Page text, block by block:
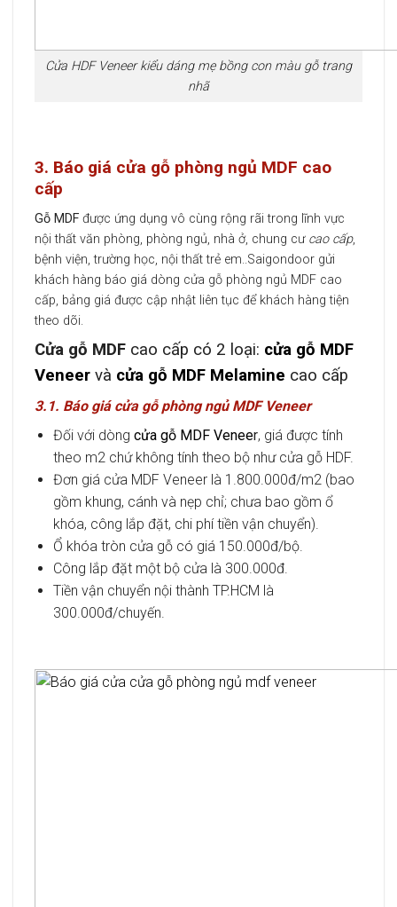
Cửa HDF Veneer kiểu dáng mẹ bồng con màu gỗ trang
nhã
3. Báo giá cửa gỗ phòng ngủ MDF cao
cấp
Gỗ MDF được ứng dụng vô cùng rộng rãi trong lĩnh vực
nội thất văn phòng, phòng ngủ, nhà ở, chung cư cao cấp,
bệnh viện, trường học, nội thất trẻ em..Saigondoor gửi
khách hàng báo giá dòng cửa gỗ phòng ngủ MDF cao
cấp, bảng giá được cập nhật liên tục để khách hàng tiện
theo dõi.
Cửa gỗ MDF cao cấp có 2 loại: cửa gỗ MDF
Veneer và cửa gỗ MDF Melamine cao cấp
3.1. Báo giá cửa gỗ phòng ngủ MDF Veneer
Đối với dòng cửa gỗ MDF Veneer, giá được tính
theo m2 chứ không tính theo bộ như cửa gỗ HDF.
Đơn giá cửa MDF Veneer là 1.800.000đ/m2 (bao
gồm khung, cánh và nẹp chỉ; chưa bao gồm ổ
khóa, công lắp đặt, chi phí tiền vận chuyển).
Ổ khóa tròn cửa gỗ có giá 150.000đ/bộ.
Công lắp đặt một bộ cửa là 300.000đ.
Tiền vận chuyển nội thành TP.HCM là
300.000đ/chuyến.